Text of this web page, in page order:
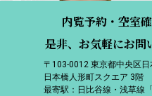
内覧予約・空室
是非、お気軽にお問
〒103-0012 東京都中央区日
日本橋人形町スクエア 3階
最寄駅：日比谷線・浅草線